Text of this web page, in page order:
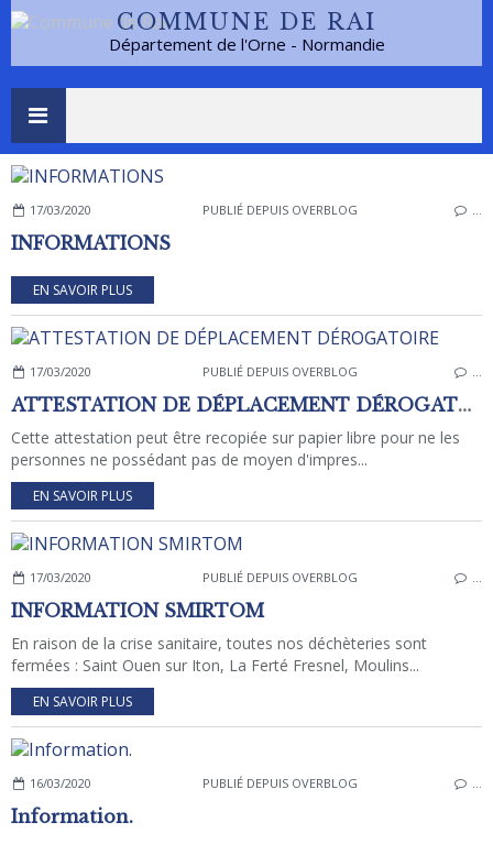
COMMUNE DE RAI
Département de l'Orne - Normandie
17/03/2020 PUBLIÉ DEPUIS OVERBLOG …
INFORMATIONS
EN SAVOIR PLUS
17/03/2020 PUBLIÉ DEPUIS OVERBLOG …
ATTESTATION DE DÉPLACEMENT DÉROGATOIRE
Cette attestation peut être recopiée sur papier libre pour ne les
personnes ne possédant pas de moyen d'impres...
EN SAVOIR PLUS
17/03/2020 PUBLIÉ DEPUIS OVERBLOG …
INFORMATION SMIRTOM
En raison de la crise sanitaire, toutes nos déchèteries sont
fermées : Saint Ouen sur Iton, La Ferté Fresnel, Moulins...
EN SAVOIR PLUS
16/03/2020 PUBLIÉ DEPUIS OVERBLOG …
Information.